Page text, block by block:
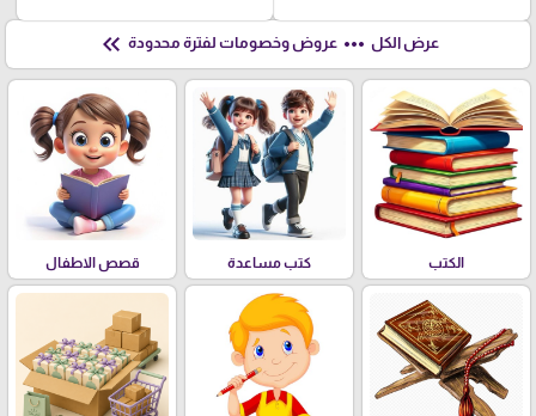
عرض الكل more_horiz عروض وخصومات لفترة محدودة keyboard_double_arrow_left
الكتب كتب مساعدة قصص الاطفال